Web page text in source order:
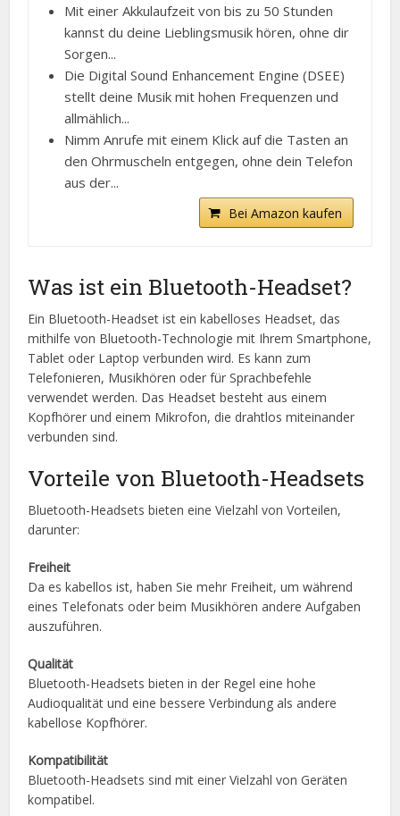
Mit einer Akkulaufzeit von bis zu 50 Stunden
kannst du deine Lieblingsmusik hören, ohne dir
Sorgen...
Die Digital Sound Enhancement Engine (DSEE)
stellt deine Musik mit hohen Frequenzen und
allmählich...
Nimm Anrufe mit einem Klick auf die Tasten an
den Ohrmuscheln entgegen, ohne dein Telefon
aus der...
Bei Amazon kaufen
Was ist ein Bluetooth-Headset?
Ein Bluetooth-Headset ist ein kabelloses Headset, das
mithilfe von Bluetooth-Technologie mit Ihrem Smartphone,
Tablet oder Laptop verbunden wird. Es kann zum
Telefonieren, Musikhören oder für Sprachbefehle
verwendet werden. Das Headset besteht aus einem
Kopfhörer und einem Mikrofon, die drahtlos miteinander
verbunden sind.
Vorteile von Bluetooth-Headsets
Bluetooth-Headsets bieten eine Vielzahl von Vorteilen,
darunter:
Freiheit
Da es kabellos ist, haben Sie mehr Freiheit, um während
eines Telefonats oder beim Musikhören andere Aufgaben
auszuführen.
Qualität
Bluetooth-Headsets bieten in der Regel eine hohe
Audioqualität und eine bessere Verbindung als andere
kabellose Kopfhörer.
Kompatibilität
Bluetooth-Headsets sind mit einer Vielzahl von Geräten
kompatibel.